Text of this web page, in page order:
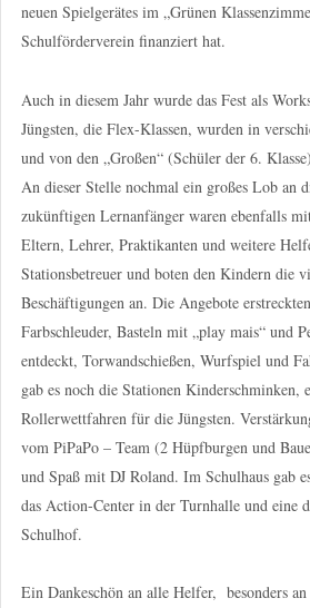
neuen Spielgerätes im „Grünen
Schulförderverein finanziert hat.
Auch in diesem Jahr wurde das Fest als
Jüngsten, die Flex-Klassen, wurden in
und von den „Großen“ (Schüler der 6.
An dieser Stelle nochmal ein großes Lob an
zukünftigen Lernanfänger waren ebenfalls
Eltern, Lehrer, Praktikanten und weitere
Stationsbetreuer und boten den Kindern die
Beschäftigungen an. Die Angebote
Farbschleuder, Basteln mit „play mais“ und
entdeckt, Torwandschießen, Wurfspiel und
gab es noch die Stationen Kinderschminken,
Rollerwettfahren für die Jüngsten.
vom PiPaPo – Team (2 Hüpfburgen und
und Spaß mit DJ Roland. Im Schulhaus gab
das Action-Center in der Turnhalle und eine
Schulhof.
Ein Dankeschön an alle Helfer, besonders